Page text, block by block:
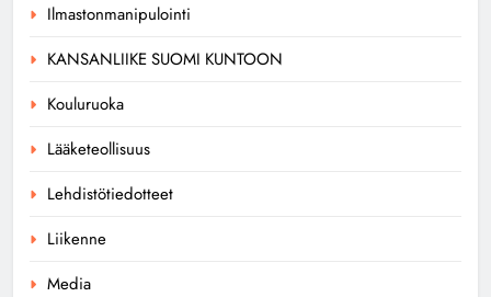
Ilmastonmanipulointi
KANSANLIIKE SUOMI KUNTOON
Kouluruoka
Lääketeollisuus
Lehdistötiedotteet
Liikenne
Media